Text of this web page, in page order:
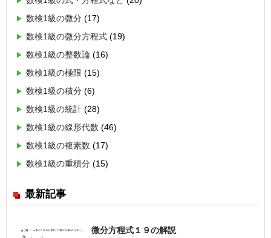
数検1級の微分 (17)
数検1級の微分方程式 (19)
数検1級の整数論 (16)
数検1級の極限 (15)
数検1級の積分 (6)
数検1級の統計 (28)
数検1級の線形代数 (46)
数検1級の複素数 (17)
数検1級の重積分 (15)
最新記事
微分方程式１９の解説